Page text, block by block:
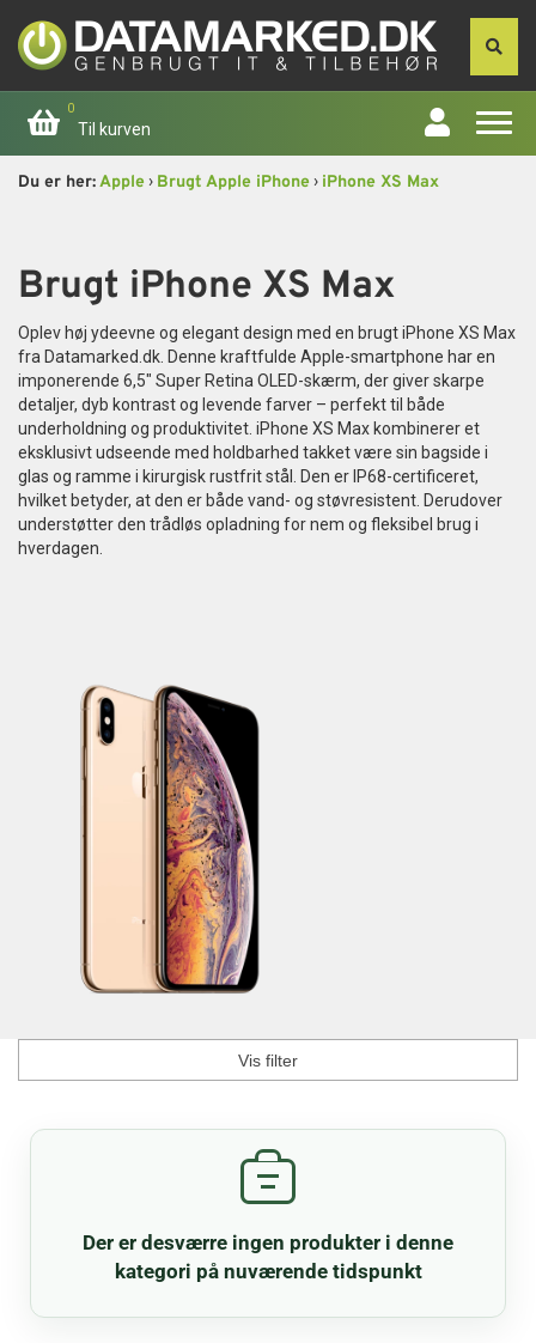
0
Til kurven
Skærme
Smartphone
Tablet
Reservedele
B2B-Opkøb
>>BACK-2-SCHOOL<<
Du er her:Apple› Brugt Apple iPhone› iPhone XS Max
Brugt iPhone XS Max
Oplev høj ydeevne og elegant design med en brugt iPhone XS Max
fra Datamarked.dk. Denne kraftfulde Apple-smartphone har en
imponerende 6,5" Super Retina OLED-skærm, der giver skarpe
detaljer, dyb kontrast og levende farver – perfekt til både
underholdning og produktivitet. iPhone XS Max kombinerer et
eksklusivt udseende med holdbarhed takket være sin bagside i
glas og ramme i kirurgisk rustfrit stål. Den er IP68-certificeret,
hvilket betyder, at den er både vand- og støvresistent. Derudover
understøtter den trådløs opladning for nem og fleksibel brug i
hverdagen.
Vis filter
Der er desværre ingen produkter i denne
kategori på nuværende tidspunkt